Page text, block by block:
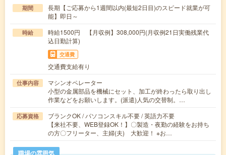
期間
長期【ご応募から1週間以内(最短2日目)のスピード就業が可
能】即日～
時給
時給1500円 【月収例】308,000円(月収例21日実働残業代
込日勤計算)
交通費
交通費支給有り
仕事内容
マシンオペレーター
小型の金属部品を機械にセット、加工が終わったら取り出し
作業などをお願いします。(派遣)人気の交替制。…
応募資格
ブランクOK / パソコンスキル不要 / 英語力不要
【来社不要、WEB登録OK！】〇製造・夜勤の経験をお持ち
の方〇フリーター、主婦(夫) 大歓迎！ ※お…
職場の雰囲気